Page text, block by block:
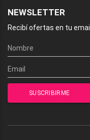
NEWSLETTER
Recibí ofertas en tu email